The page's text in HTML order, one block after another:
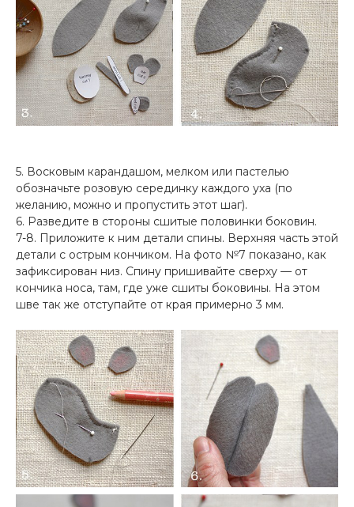
5. Восковым карандашом, мелком или пастелью
обозначьте розовую серединку каждого уха (по
желанию, можно и пропустить этот шаг).
6. Разведите в стороны сшитые половинки боковин.
7-8. Приложите к ним детали спины. Верхняя часть этой
детали с острым кончиком. На фото №7 показано, как
зафиксирован низ. Спину пришивайте сверху — от
кончика носа, там, где уже сшиты боковины. На этом
шве так же отступайте от края примерно 3 мм.